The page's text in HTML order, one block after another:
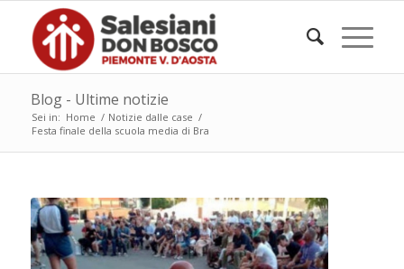
Blog - Ultime notizie
Sei in: Home / Notizie dalle case /
Festa finale della scuola media di Bra